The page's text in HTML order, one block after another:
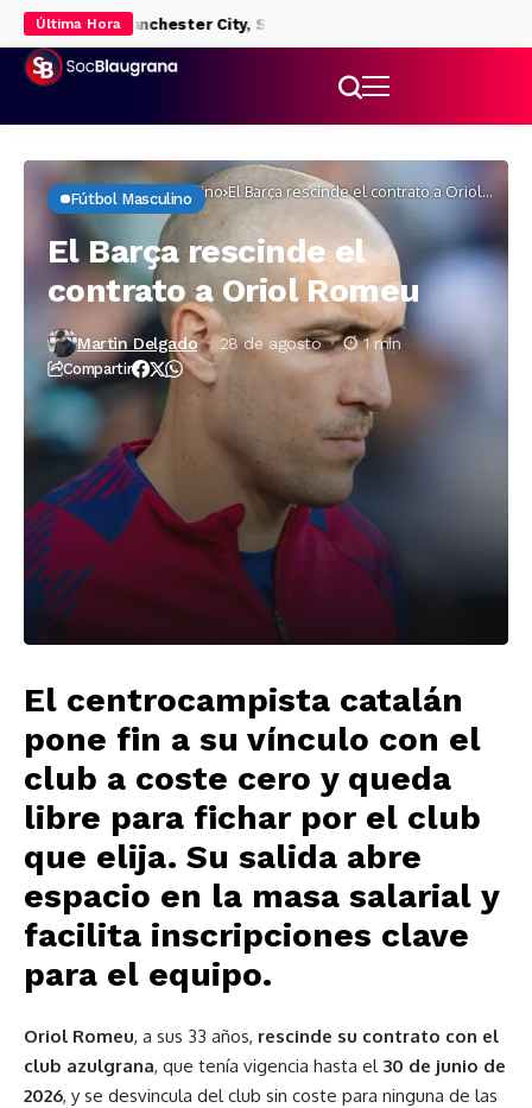
Última Hora
de Manchester City, Sporting de Braga y Borussia
Inicio Fútbol masculino El Barça rescinde el contrato a Oriol
Romeu
Fútbol Masculino
El Barça rescinde el
contrato a Oriol Romeu
Martin Delgado 28 de agosto 1 min
Compartir
El centrocampista catalán
pone fin a su vínculo con el
club a coste cero y queda
libre para fichar por el club
que elija. Su salida abre
espacio en la masa salarial y
facilita inscripciones clave
para el equipo.
Oriol Romeu, a sus 33 años, rescinde su contrato con el
club azulgrana, que tenía vigencia hasta el 30 de junio de
2026, y se desvincula del club sin coste para ninguna de las